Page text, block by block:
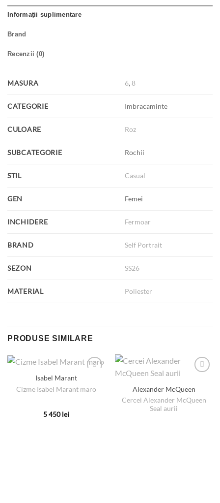
Informații suplimentare
Brand
Recenzii (0)
MASURA 6, 8
CATEGORIE Imbracaminte
CULOARE Roz
SUBCATEGORIE Rochii
STIL Casual
GEN Femei
INCHIDERE Fermoar
BRAND Self Portrait
SEZON SS26
MATERIAL Poliester
PRODUSE SIMILARE
Isabel Marant
Cizme Isabel Marant maro
5 450lei
Alexander McQueen
Cercei Alexander McQueen
Seal aurii